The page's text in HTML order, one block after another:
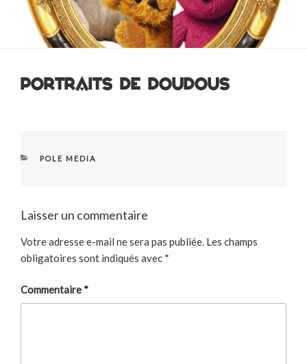
Portraits de Doudous
CATÉGORIES
POLE MEDIA
Laisser un commentaire
Votre adresse e-mail ne sera pas publiée. Les champs
obligatoires sont indiqués avec *
Commentaire*